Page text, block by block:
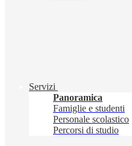
Servizi
Panoramica
Famiglie e studenti
Personale scolastico
Percorsi di studio